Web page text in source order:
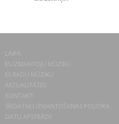
LAIPA
ES IZMANTOJU MŪZIKU
ES RADU MŪZIKU
AKTUALITĀTES
KONTAKTI
SĪKDATŅU IZMANTOŠANAS POLITIKA
DATU APSTRĀDE